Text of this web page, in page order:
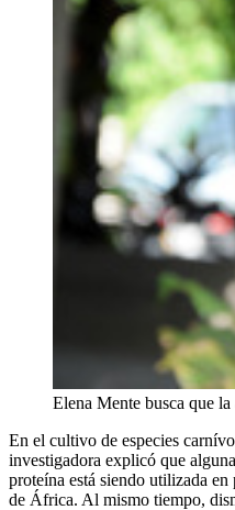
Elena Mente busca que
En el cultivo de especies
investigadora explicó que
proteína está siendo utilizada
de África. Al mismo tiempo,